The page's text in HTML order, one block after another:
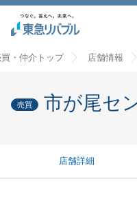
・仲介トップ 店舗情報
売買 市が尾セ
店舗詳細